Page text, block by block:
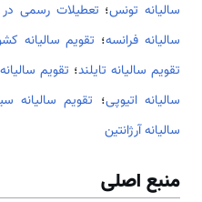
سالیانه تونس؛ تعطیلات رسمی
سالیانه فرانسه؛ تقویم سالیانه
تقویم سالیانه تایلند؛ تقویم
سالیانه اتیوپی؛ تقویم سالیانه
سالیانه آرژانتین
منبع اصلی